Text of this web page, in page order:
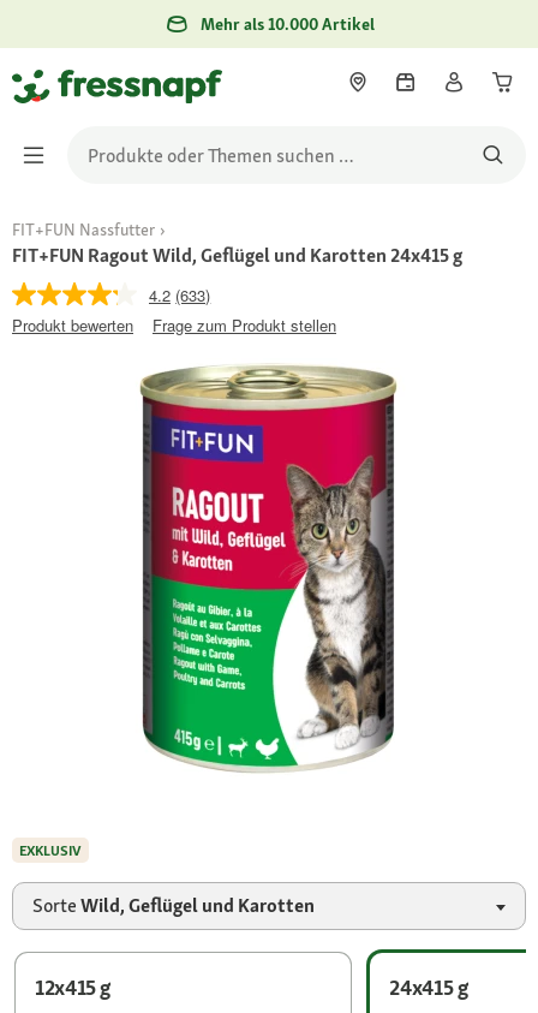
Mehr als 10.000 Artikel
FIT+FUN Nassfutter
FIT+FUN Ragout Wild, Geflügel und Karotten 24x415 g
4.2 (633)
Produkt bewerten
Frage zum Produkt stellen
SorteWild, Geflügel und Karotten
12x415 g
24x415 g
EXKLUSIV